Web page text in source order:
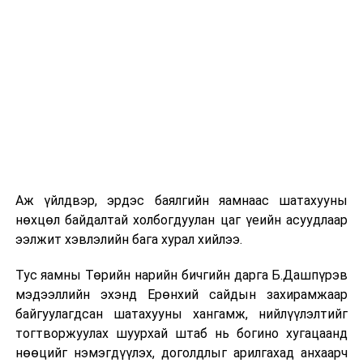
практик ур чадварыг сургалтын хөтөлбөрт тусгажээ.
Сургалтыг танилцуулах лекц, асуулт-хариулт,
маршрут болон тээвэрлэлтийн урсгалын зураглалтай
танилцах, онцгой нөхцөлд ажиллах дадлага зэрэг
онол, практик хосолсон хэлбэрээр зохион байгуулж
байна.
Аж үйлдвэр, эрдэс баялгийн яамнаас шатахууны
нөхцөл байдалтай холбогдуулан цаг үеийн асуудлаар
ээлжит хэвлэлийн бага хурал хийлээ.
Тус яамны Төрийн нарийн бичгийн дарга Б.Дашпүрэв
мэдээллийн эхэнд Ерөнхий сайдын захирамжаар
байгуулагдсан шатахууны хангамж, нийлүүлэлтийг
тогтворжуулах шуурхай штаб нь богино хугацаанд
нөөцийг нэмэгдүүлэх, доголдлыг арилгахад анхаарч